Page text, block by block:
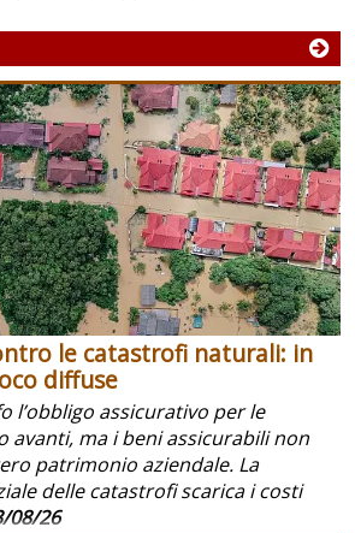
le catastrofi naturali: in
diffuse
l’obbligo assicurativo per le
avanti, ma i beni assicurabili non
patrimonio aziendale. La
delle catastrofi scarica i costi
08/26